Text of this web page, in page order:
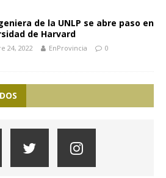
de la UNLP se abre paso en
de Harvard
24, 2022 EnProvincia 0